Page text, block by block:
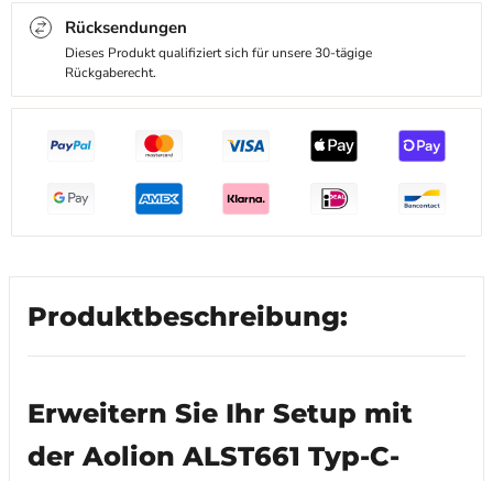
Rücksendungen
Dieses Produkt qualifiziert sich für unsere 30-tägige
Rückgaberecht.
Produktbeschreibung:
Erweitern Sie Ihr Setup mit
der Aolion ALST661 Typ-C-